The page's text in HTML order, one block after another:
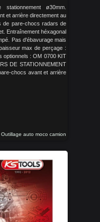
ø30mm.
et arrière directement au
de pare-chocs radars de
Entraînement héxagonal
Pas d'ébavurage mais
max de perçage :
optionnels : OM 0700 KIT
DE STATIONNEMENT
chocs avant et arrière
Outillage auto moco camion